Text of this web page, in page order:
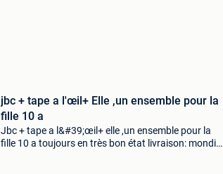
jbc + tape a l'œil+ Elle ,un ensemble pour la
fille 10 a
Jbc + tape a l&#39;œil+ elle ,un ensemble pour la
fille 10 a toujours en très bon état livraison: mondial